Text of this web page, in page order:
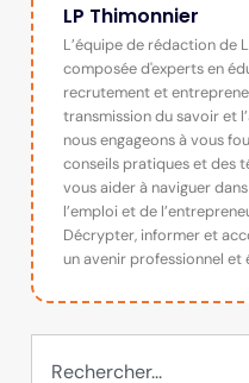
LP Thimonnier
L’équipe de rédaction de
composée d'experts en
recrutement et
transmission du savoir et
nous engageons à vous
conseils pratiques et des
vous aider à naviguer
l’emploi et de
Décrypter, informer et
un avenir professionnel et